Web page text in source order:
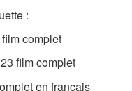
:
complet
film complet
en français